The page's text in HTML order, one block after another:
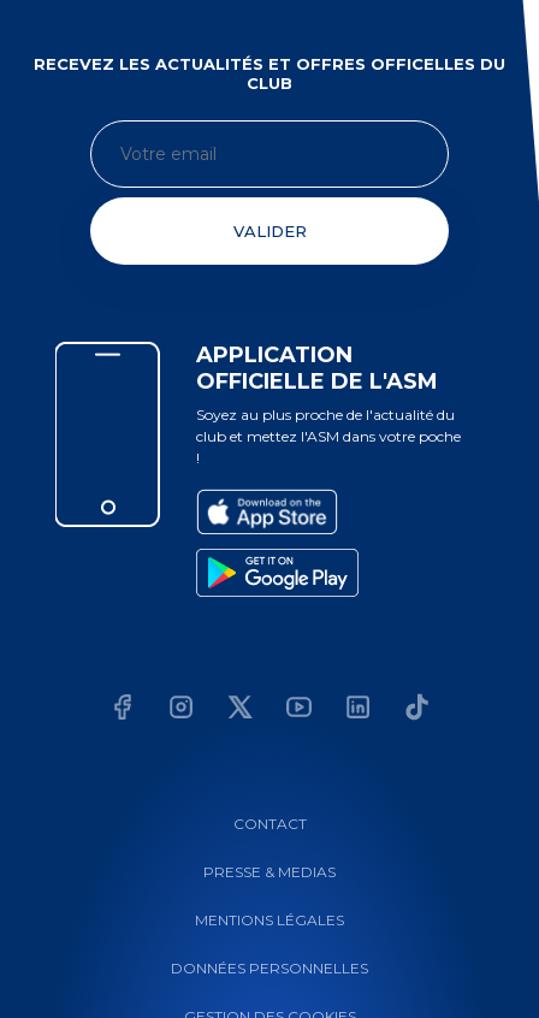
RECEVEZ LES ACTUALITÉS ET OFFRES OFFICELLES DU
CLUB
VALIDER
APPLICATION
OFFICIELLE DE L'ASM
Soyez au plus proche de l'actualité du
club et mettez l'ASM dans votre poche
!
CONTACT
PRESSE & MEDIAS
MENTIONS LÉGALES
DONNÉES PERSONNELLES